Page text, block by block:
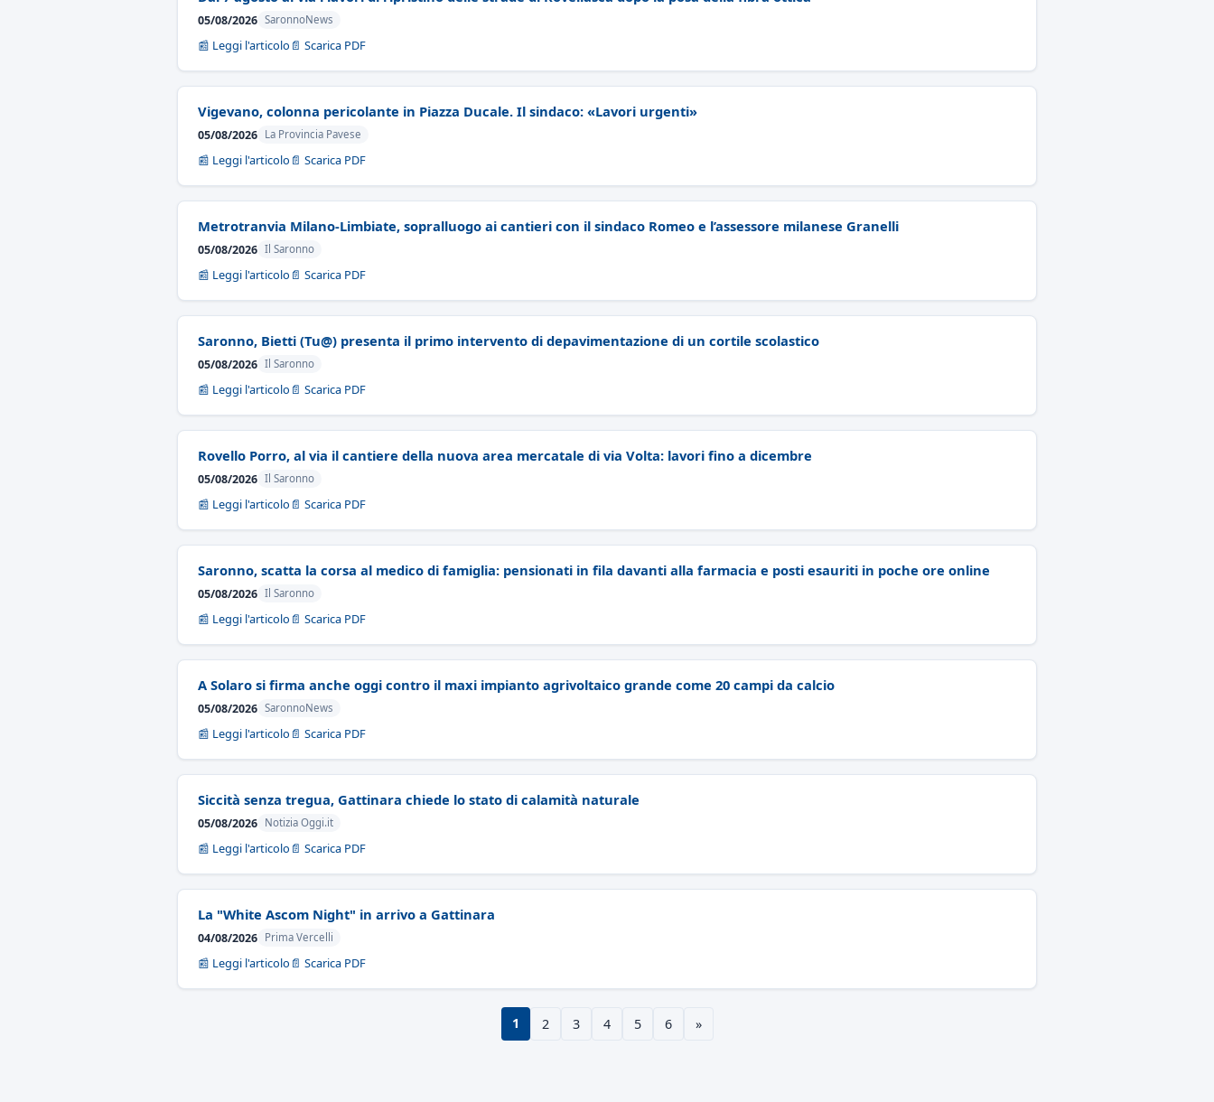
05/08/2026 SaronnoNews
📰 Leggi l'articolo 📄 Scarica PDF
Vigevano, colonna pericolante in Piazza Ducale. Il sindaco: «Lavori urgenti»
05/08/2026 La Provincia Pavese
📰 Leggi l'articolo 📄 Scarica PDF
Metrotranvia Milano-Limbiate, sopralluogo ai cantieri con il sindaco Romeo e l’assessore milanese Granelli
05/08/2026 Il Saronno
📰 Leggi l'articolo 📄 Scarica PDF
Saronno, Bietti (Tu@) presenta il primo intervento di depavimentazione di un cortile scolastico
05/08/2026 Il Saronno
📰 Leggi l'articolo 📄 Scarica PDF
Rovello Porro, al via il cantiere della nuova area mercatale di via Volta: lavori fino a dicembre
05/08/2026 Il Saronno
📰 Leggi l'articolo 📄 Scarica PDF
Saronno, scatta la corsa al medico di famiglia: pensionati in fila davanti alla farmacia e posti esauriti in poche ore online
05/08/2026 Il Saronno
📰 Leggi l'articolo 📄 Scarica PDF
A Solaro si firma anche oggi contro il maxi impianto agrivoltaico grande come 20 campi da calcio
05/08/2026 SaronnoNews
📰 Leggi l'articolo 📄 Scarica PDF
Siccità senza tregua, Gattinara chiede lo stato di calamità naturale
05/08/2026 Notizia Oggi.it
📰 Leggi l'articolo 📄 Scarica PDF
La "White Ascom Night" in arrivo a Gattinara
04/08/2026 Prima Vercelli
📰 Leggi l'articolo 📄 Scarica PDF
1 2 3 4 5 6 »